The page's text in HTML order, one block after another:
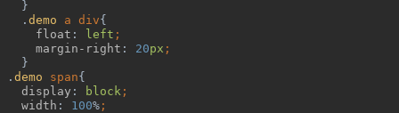
}
. demo a div{
float : left ;
margin-right : 20px ;
}
. demo span{
display : block ;
width : 100% ;